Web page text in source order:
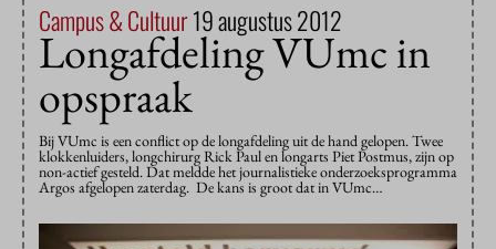
Campus & Cultuur19 augustus 2012
Longafdeling VUmc in
opspraak
Bij VUmc is een conflict op de longafdeling uit de hand gelopen. Twee
klokkenluiders, longchirurg Rick Paul en longarts Piet Postmus, zijn op
non-actief gesteld. Dat meldde het journalistieke onderzoeksprogramma
Argos afgelopen zaterdag. De kans is groot dat in VUmc…